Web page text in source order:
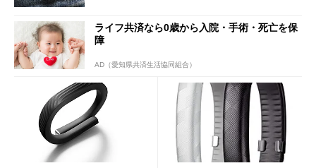
ライフ共済なら0歳から入院・手術・死亡を保
障
AD（愛知県共済生活協同組合）